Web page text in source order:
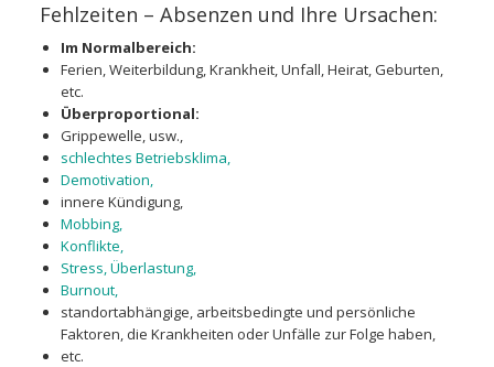
Fehlzeiten – Absenzen und Ihre Ursachen:
Im Normalbereich:
Ferien, Weiterbildung, Krankheit, Unfall, Heirat, Geburten,
etc.
Überproportional:
Grippewelle, usw.,
schlechtes Betriebsklima,
Demotivation,
innere Kündigung,
Mobbing,
Konflikte,
Stress, Überlastung,
Burnout,
standortabhängige, arbeitsbedingte und persönliche
Faktoren, die Krankheiten oder Unfälle zur Folge haben,
etc.